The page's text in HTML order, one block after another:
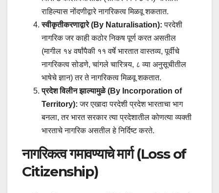
राहिल्यास नोंदणीद्वारे नागरिकत्व मिळवू शकतात.
स्वीकृतीकरणाद्वारे (By Naturalisation): परदेशी
नागरिक जर काही कठोर निकष पूर्ण करत असतील
(मागील १४ वर्षांपैकी ११ वर्षे भारतात वास्तव्य, पूर्वीचे
नागरिकत्व सोडणे, चांगले चारित्र्य, ८ व्या अनुसूचीतील
भाषेचे ज्ञान) तर ते नागरिकत्व मिळवू शकतात.
प्रदेश विलीन झाल्यामुळे (By Incorporation of
Territory): जर एखादा परदेशी प्रदेश भारताचा भाग
बनला, तर भारत सरकार त्या प्रदेशातील कोणत्या व्यक्ती
भारताचे नागरिक असतील हे निर्दिष्ट करते.
नागरिकत्व गमावण्याचे मार्ग (Loss of
Citizenship)